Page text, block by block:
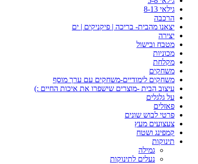
גילאי 8-13
הרכבה
יצאנו מהבית- בריכה | פיקניקים | ים
יצירה
מטבח ובישול
מכוניות
מקלחת
משחקים
משחקים לימודיים-משחקים עם ערך מוסף
עיצוב הבית -מוצרים שישפרו את איכות החיים :)
על גלגלים
פאזלים
פרטי לבוש שונים
צעצועים מעץ
קמפינג ושטח
תינוקות
גמילה
נעלים לתינוקות